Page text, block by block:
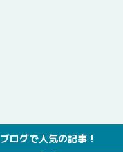
ブログで人気の記事！